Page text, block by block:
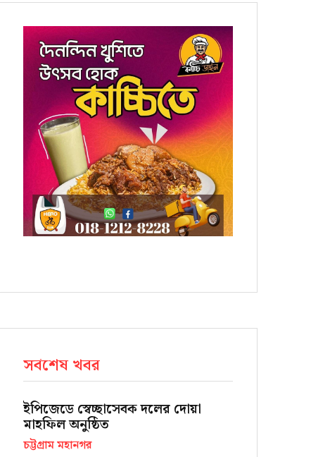
সর্বশেষ খবর
ইপিজেডে স্বেচ্ছাসেবক দলের দোয়া
মাহফিল অনুষ্ঠিত
চট্টগ্রাম মহানগর